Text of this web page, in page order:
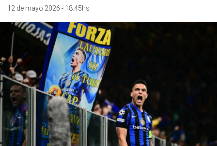
12 de mayo 2026 - 18:45hs